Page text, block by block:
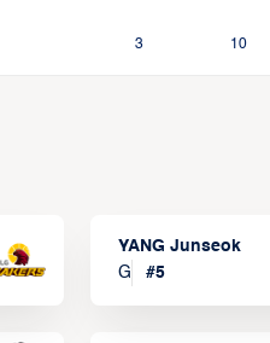
3 10
YANG Junseok
G
#5